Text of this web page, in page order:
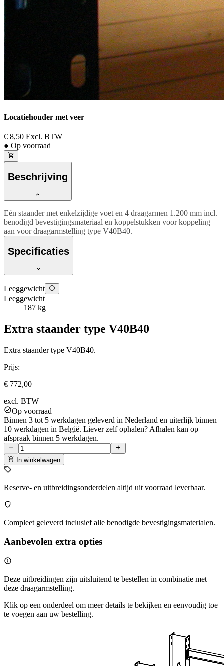
Locatiehouder met veer
€ 8,50 Excl. BTW
● Op voorraad
Beschrijving
Eén staander met enkelzijdige voet en 4 draagarmen 1.200 mm incl.
benodigd bevestigingsmateriaal en koppelstukken voor koppeling
aan voor draagarmstelling type V40B40.
Specificaties
Leeggewicht
Leeggewicht
187 kg
Extra staander type V40B40
Extra staander type V40B40.
Prijs:
€ 772,00
excl. BTW
Op voorraad
Binnen 3 tot 5 werkdagen geleverd in Nederland en uiterlijk binnen
10 werkdagen in België. Liever zelf ophalen? Afhalen kan op
afspraak binnen 5 werkdagen.
In winkelwagen
Reserve- en uitbreidingsonderdelen altijd uit voorraad leverbaar.
Compleet geleverd inclusief alle benodigde bevestigingsmaterialen.
Aanbevolen extra opties
Deze uitbreidingen zijn uitsluitend te bestellen in combinatie met
deze draagarmstelling.
Klik op een onderdeel om meer details te bekijken en eenvoudig toe
te voegen aan uw bestelling.